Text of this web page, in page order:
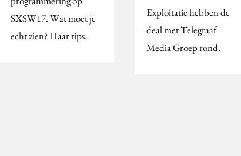
SXSW17. Wat moet je
echt zien? Haar tips.
Exploitatie hebben de
deal met Telegraaf
Media Groep rond.